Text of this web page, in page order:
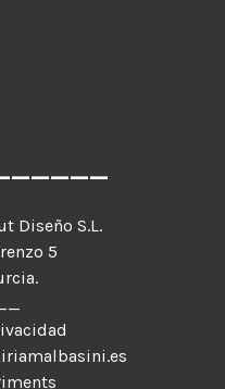
Diseño S.L.
5